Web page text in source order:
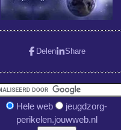
Delen Share
Hele web
jeugdzorg-
perikelen.jouwweb.nl